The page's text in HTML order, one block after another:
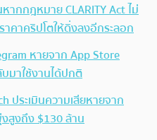
ากกฎหมาย CLARITY Act ไม่
คาคริปโตให้ดิ่งลงอีกระลอก
หายจาก App Store
มาใช้งานได้ปกติ
ประเมินความเสียหายจาก
สูงถึง $130 ล้าน